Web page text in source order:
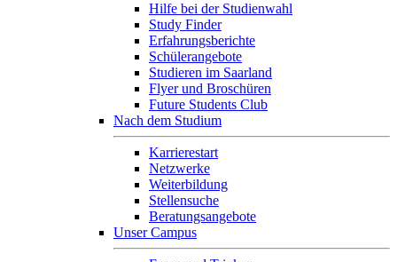
Hilfe bei der Studienwahl
Study Finder
Erfahrungsberichte
Schülerangebote
Studieren im Saarland
Flyer und Broschüren
Future Students Club
Nach dem Studium
Karrierestart
Netzwerke
Weiterbildung
Stellensuche
Beratungsangebote
Unser Campus